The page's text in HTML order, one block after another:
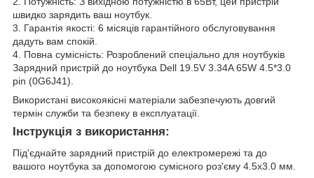
швидко зарядить ваш ноутбук.
3. Гарантія якості: 6 місяців гарантійного обслуговування
дадуть вам спокій.
4. Повна сумісність: Розроблений спеціально для ноутбуків
Зарядний пристрій до ноутбука Dell 19.5V 3.34A 65W 4.5*3.0
pin (0G6J41).
Використані високоякісні матеріали забезпечують довгий
термін служби та безпеку в експлуатації.
Інструкція з використання:
Під'єднайте зарядний пристрій до електромережі та до
вашого ноутбука за допомогою сумісного роз'єму 4.5x3.0 мм.